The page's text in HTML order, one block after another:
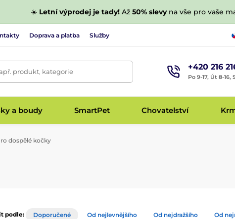
☀️ Letní výprodej je tady!Až 50% slevyna vše pro vaše
Doprava a platba Služby
produkt, kategorie +420 216
Po 9-17, Út 8-16,
a boudy SmartPet Chovatelství
dospělé kočky
podle: Doporučené Od nejlevnějšího Od nejdražšího Od